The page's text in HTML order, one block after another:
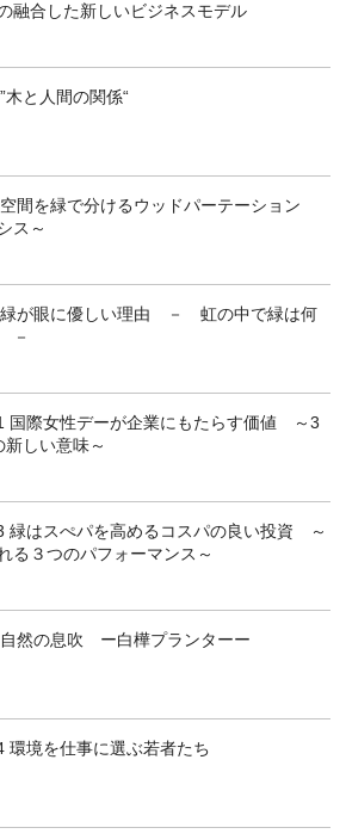
融合した新しいビジネスモデル
木と人間の関係“
間を緑で分けるウッドパーテーション
ス～
緑が眼に優しい理由 － 虹の中で緑は何
－
国際女性デーが企業にもたらす価値 ～3
新しい意味～
緑はスぺパを高めるコスパの良い投資 ～
る３つのパフォーマンス～
然の息吹 ー白樺プランターー
環境を仕事に選ぶ若者たち